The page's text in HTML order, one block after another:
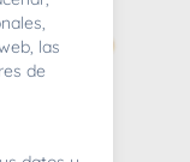
las
de